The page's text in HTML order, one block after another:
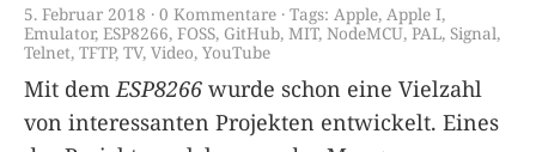
5. Februar 2018 0 Kommentare Tags: Apple, Apple I,
Emulator, ESP8266, FOSS, GitHub, MIT, NodeMCU,PAL, Signal,
Telnet, TFTP, TV, Video, YouTube
Mit dem ESP8266 wurde schon eine Vielzahl
von interessanten Projekten entwickelt. Eines